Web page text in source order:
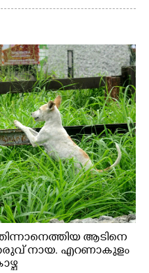
ആടിനെ
നായ. എറണാകുളം